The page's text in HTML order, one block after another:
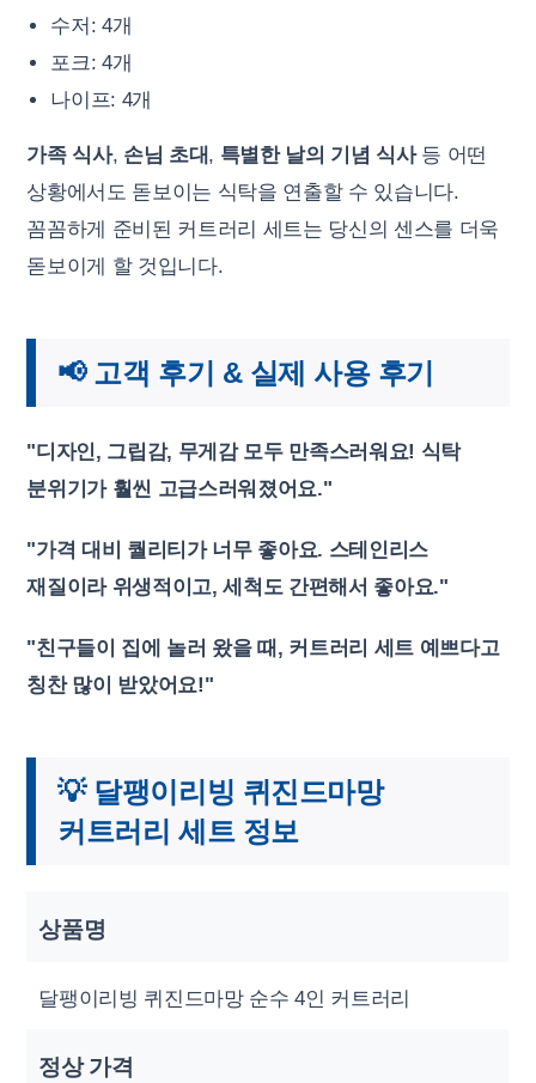
수저: 4개
포크: 4개
나이프: 4개
가족 식사, 손님 초대, 특별한 날의 기념 식사등 어떤
상황에서도 돋보이는 식탁을 연출할 수 있습니다.
꼼꼼하게 준비된 커트러리 세트는 당신의 센스를 더욱
돋보이게 할 것입니다.
📢 고객 후기 & 실제 사용 후기
"디자인, 그립감, 무게감 모두 만족스러워요! 식탁
분위기가 훨씬 고급스러워졌어요."
"가격 대비 퀄리티가 너무 좋아요. 스테인리스
재질이라 위생적이고, 세척도 간편해서 좋아요."
"친구들이 집에 놀러 왔을 때, 커트러리 세트 예쁘다고
칭찬 많이 받았어요!"
💡 달팽이리빙 퀴진드마망
커트러리 세트 정보
상품명
달팽이리빙 퀴진드마망 순수 4인 커트러리
정상 가격